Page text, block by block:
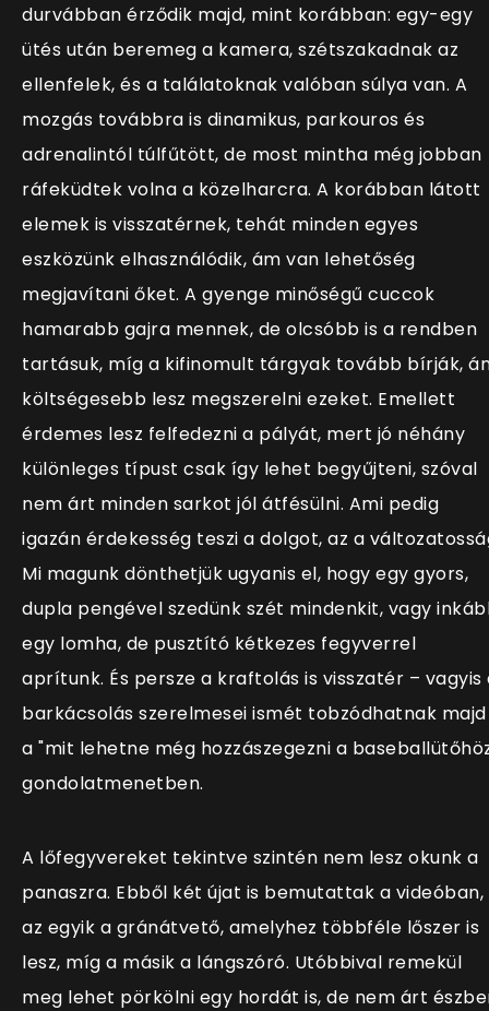
durvábban érződik majd, mint korábban: egy-egy
ütés után beremeg a kamera, szétszakadnak az
ellenfelek, és a találatoknak valóban súlya van. A
mozgás továbbra is dinamikus, parkouros és
adrenalintól túlfűtött, de most mintha még jobban
ráfeküdtek volna a közelharcra. A korábban látott
elemek is visszatérnek, tehát minden egyes
eszközünk elhasználódik, ám van lehetőség
megjavítani őket. A gyenge minőségű cuccok
hamarabb gajra mennek, de olcsóbb is a rendben
tartásuk, míg a kifinomult tárgyak tovább bírják,
költségesebb lesz megszerelni ezeket. Emellett
érdemes lesz felfedezni a pályát, mert jó néhány
különleges típust csak így lehet begyűjteni, szóval
nem árt minden sarkot jól átfésülni. Ami pedig
igazán érdekesség teszi a dolgot, az a
Mi magunk dönthetjük ugyanis el, hogy egy gyors,
dupla pengével szedünk szét mindenkit, vagy
egy lomha, de pusztító kétkezes fegyverrel
aprítunk. És persze a kraftolás is visszatér – vagyis
barkácsolás szerelmesei ismét tobzódhatnak majd
a "mit lehetne még hozzászegezni a
gondolatmenetben.
A lőfegyvereket tekintve szintén nem lesz okunk a
panaszra. Ebből két újat is bemutattak a videóban,
az egyik a gránátvető, amelyhez többféle lőszer is
lesz, míg a másik a lángszóró. Utóbbival remekül
meg lehet pörkölni egy hordát is, de nem árt